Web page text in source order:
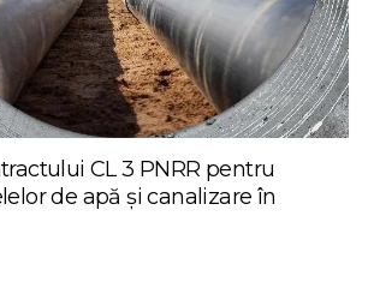
CL 3 PNRR pentru
de apă și canalizare în